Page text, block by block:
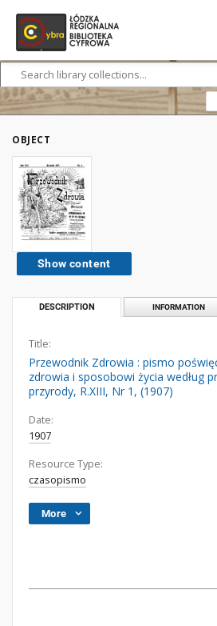
OBJECT
Show content
DESCRIPTION INFORMATION
Title:
Przewodnik Zdrowia : pismo
zdrowia i sposobowi życia według
przyrody, R.XIII, Nr 1, (1907)
Date:
1907
Resource Type:
czasopismo
More